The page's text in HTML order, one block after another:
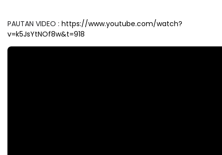
PAUTAN VIDEO : https://www.youtube.com/watch?
v=k5JsYtNOf8w&t=918